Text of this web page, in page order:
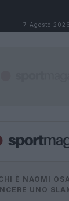
7 Agosto 2026
È NAOMI
UNO